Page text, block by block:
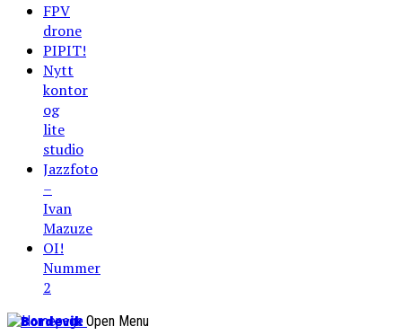
FPV
drone
PIPIT!
Nytt
kontor
og
lite
studio
Jazzfoto
–
Ivan
Mazuze
OI!
Nummer
2
Bordevik Open Menu